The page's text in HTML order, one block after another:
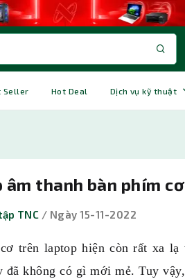
Seller Hot Deal Dịch vụ kỹ thuật
âm thanh bàn phím
TNC / Ngày 15-11-2022
trên laptop hiện còn rất xa
đã không có gì mới mẻ. Tuy